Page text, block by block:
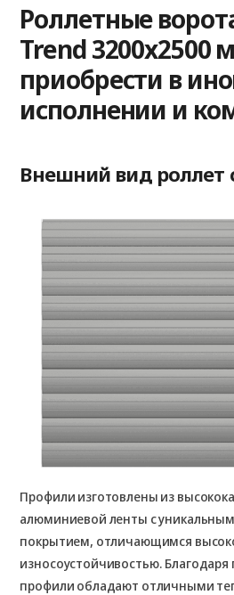
Роллетные
Trend
приобрести в
исполнении и
Внешний вид роллет
Профили изготовлены из
алюминиевой ленты с
покрытием, отличающимся
износоустойчивостью.
профили обладают отличными